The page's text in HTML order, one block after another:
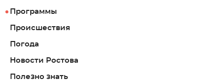
Программы
Происшествия
Погода
Новости Ростова
Полезно знать